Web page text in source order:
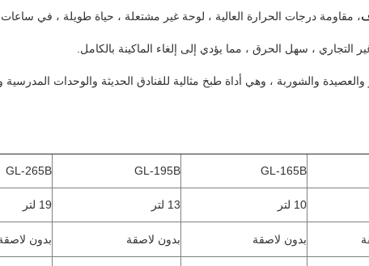
، مقاومة درجات الحرارة العالية ، لوحة غير مشتعلة ، حياة طويلة ، في
، سهل الحرق ، مما يؤدي إلى إلغاء الماكينة بالكامل.
والشوربة ، وهي أداة طبخ مثالية للفنادق الحديثة والوحدات
GL-165B
GL-195B
GL-265B
10 لتر 13 لتر 19 لتر
بدون لاصقة بدون لاصقة بدون